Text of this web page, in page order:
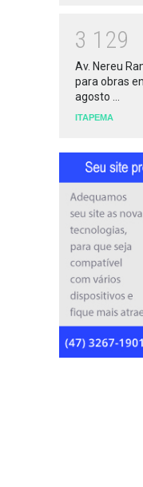
3 1 29
Av. Nereu
para obras
agosto ...
ITAPEMA